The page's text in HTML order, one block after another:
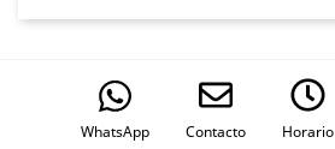
WhatsApp Contacto Horario